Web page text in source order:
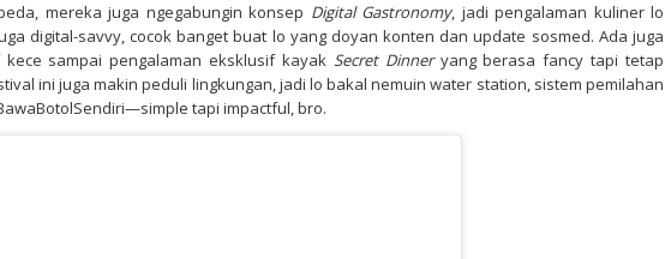
mereka juga ngegabungin konsep Digital Gastronomy, jadi pengalaman kuliner lo
digital-savvy, cocok banget buat lo yang doyan konten dan update sosmed. Ada juga
sampai pengalaman eksklusif kayak Secret Dinneryang berasa fancy tapi tetap
ini juga makin peduli lingkungan, jadi lo bakal nemuin water station, sistem pemilahan
tapi impactful, bro.